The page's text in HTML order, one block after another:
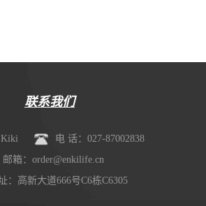
联系我们
Kiki
电 话：027-87002838
邮箱：order@enkilife.cn
高新大道666号C6栋C6305